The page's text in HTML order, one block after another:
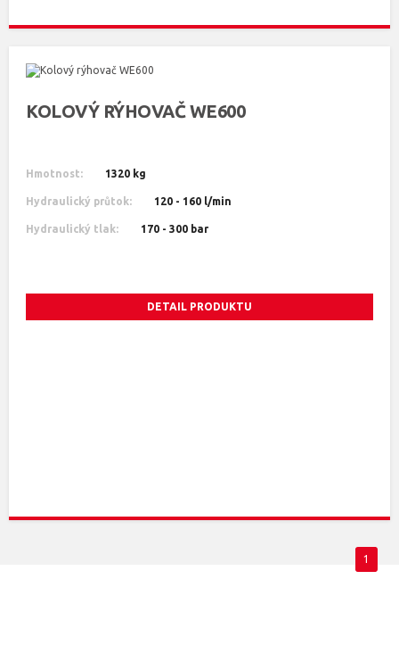
KOLOVÝ RÝHOVAČ WE600
Hmotnost: 1320 kg
Hydraulický průtok: 120 - 160 l/min
Hydraulický tlak: 170 - 300 bar
DETAIL PRODUKTU
1